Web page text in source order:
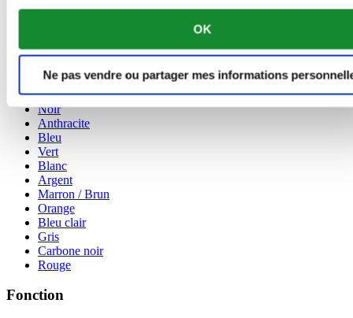
OK
Ne pas vendre ou partager mes informations
Trouver un point de vente
Couleur
Noir
Anthracite
Bleu
Vert
Blanc
Argent
Marron / Brun
Orange
Bleu clair
Gris
Carbone noir
Rouge
Fonction